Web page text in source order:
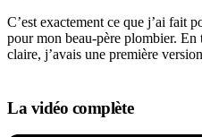
C’est exactement ce que j’ai fait
pour mon beau-père plombier.
claire, j’avais une première
La vidéo complète